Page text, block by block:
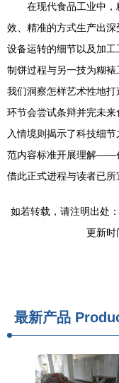
在现代食品工业中
效、精准的方式生产出
设备运转的细节以及加
制饼过程与另一技为糊
我们洞察怎样艺术性地
环节会尝试条辩并完未
入情境则揭示了科技细
范内容标准开展理解——
借此正式进程与读者已所
如若转载，请注明出处
更新
最新产品